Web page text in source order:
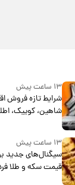
۱۳ ساعت پیش
شرایط تازه فروش
شاهین، کوییک،
بلندمدت + جدول
۱۳ ساعت پیش
سیگنال‌های جدید
قیمت سکه و طلا